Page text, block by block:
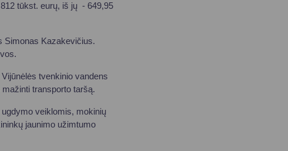
tūkst. eurų, iš jų - 649,95
Simonas Kazakevičius.
tvenkinio vandens
transporto taršą.
ugdymo veiklomis, mokinių
jaunimo užimtumo